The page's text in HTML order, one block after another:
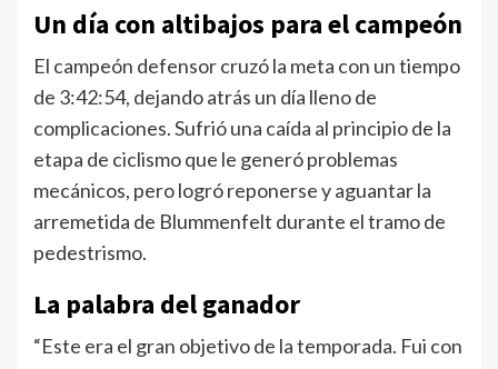
Un día con altibajos para el campeón
El campeón defensor cruzó la meta con un tiempo
de 3:42:54, dejando atrás un día lleno de
complicaciones. Sufrió una caída al principio de la
etapa de ciclismo que le generó problemas
mecánicos, pero logró reponerse y aguantar la
arremetida de Blummenfelt durante el tramo de
pedestrismo.
La palabra del ganador
“Este era el gran objetivo de la temporada. Fui con